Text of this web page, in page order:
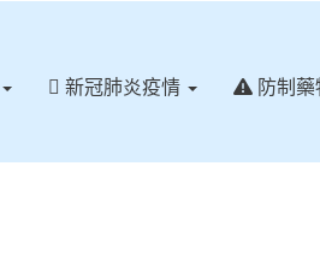
新冠肺炎疫情 防制